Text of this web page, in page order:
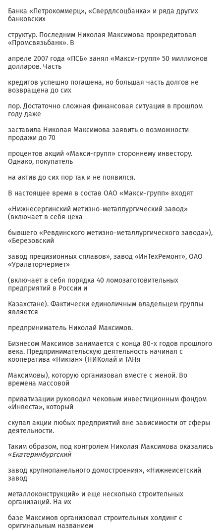
Банка «Петрокоммерц», «Свердлсоцбанка» и ряда других
банковских
структур. Последним Николая Максимова прокредитовал
«Промсвязьбанк». В
апреле 2007 года «ПСБ» занял «Макси-групп» 50 миллионов
долларов. Часть
кредитов успешно погашена, но большая часть долгов не
возвращена до сих
пор. Достаточно сложная финансовая ситуация в прошлом
году даже
заставила Николая Максимова заявить о возможности
продажи до 70
процентов акций «Макси-групп» стороннему инвестору.
Однако, покупатель
на актив до сих пор так и не появился.
В настоящее время в состав ОАО «Макси-групп» входят
«Нижнесергинский метизно-металлургический завод»
(включает в себя цеха
бывшего «Ревдинского метизно-металлургического завода»),
«Березовский
завод прецизионных сплавов», завод «ИнТехРемонт», ОАО
«Уралвторчермет»
(включает в себя порядка 40 ломозаготовительных
предприятий в России и
Казахстане). Фактически единоличным владельцем группы
является
предприниматель Николай Максимов.
Бизнесом Максимов занимается с конца 80-х годов прошлого
века. Предпринимательскую деятельность начинал с
кооператива «Никтан» (НИКолай и ТАНя
Максимовы), которую организовал вместе с женой. Во
времена массовой
приватизации руководил чековым инвестиционным фондом
«Инвеста», который
скупал акции любых предприятий вне зависимости от сферы
деятельности.
Таким образом, под контролем Николая Максимова оказались
«Екатеринбургский
завод крупнопанельного домостроения», «Нижнеисетский
завод
металлоконструкций» и еще несколько строительных
организаций. На их
базе Максимов организовал строительных холдинг с
оригинальным названием